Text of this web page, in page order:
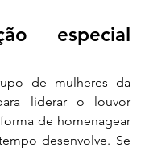
especial
de mulheres da
liderar o louvor
de homenagear
desenvolve. Se